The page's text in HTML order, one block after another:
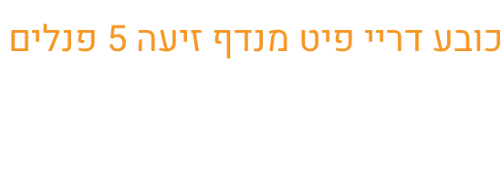
כובע דריי פיט מנדף זיעה 5 פנלים עם סגר מיוחד